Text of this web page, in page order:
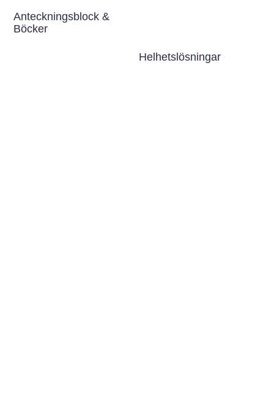
Anteckningsblock &
Böcker
Helhetslösningar